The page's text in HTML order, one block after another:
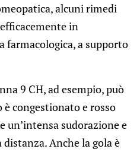
alcuni rimedi
in
farmacologica, a supporto
9 CH, ad esempio, può
congestionato e rosso
un’intensa sudorazione e
Anche la gola è